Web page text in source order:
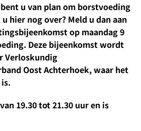
u van plan om borstvoeding
hier nog over? Meld u dan aan
op maandag 9
Deze bijeenkomst wordt
Verloskundig
Oost Achterhoek, waar het
19.30 tot 21.30 uur en is